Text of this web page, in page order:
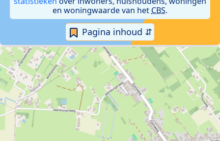
en woningwaarde van het CBS.
Pagina inhoud ⇵